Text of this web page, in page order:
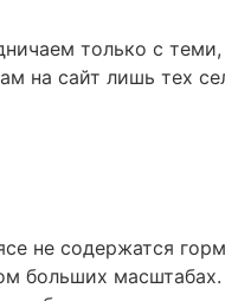
только с теми,
на сайт лишь тех
не содержатся
больших масштабах.